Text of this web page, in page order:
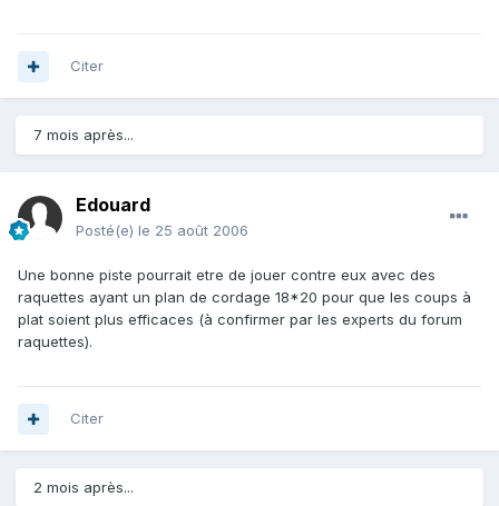
Citer
7 mois après...
Edouard
Posté(e) le 25 août 2006
Une bonne piste pourrait etre de jouer contre eux avec des
raquettes ayant un plan de cordage 18*20 pour que les coups à
plat soient plus efficaces (à confirmer par les experts du forum
raquettes).
Citer
2 mois après...